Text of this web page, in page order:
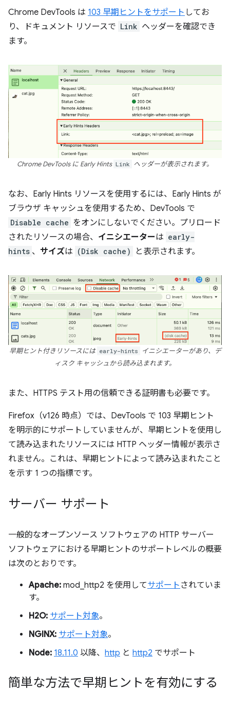
Chrome DevTools は 103 早期ヒントをサポート してお
り、ドキュメント リソースで Link ヘッダーを確認でき
ます。
Chrome DevTools に Early Hints Link ヘッダーが表示されます。
なお、Early Hints リソースを使用するには、Early Hints が
ブラウザ キャッシュを使用するため、DevTools で
Disable cache をオンにしないでください。プリロード
されたリソースの場合、 イニシエーターは early-
hints 、 サイズは (Disk cache) と表示されます。
早期ヒント付きリソースには early-hints
イニシエーターがあり、デ
ィスク キャッシュから読み込まれます。
また、HTTPS テスト用の信頼できる証明書も必要です。
Firefox（v126 時点）では、DevTools で 103 早期ヒント
を明示的にサポートしていませんが、早期ヒントを使用し
て読み込まれたリソースには HTTP ヘッダー情報が表示さ
れません。これは、早期ヒントによって読み込まれたこと
を示す 1 つの指標です。
サーバー サポート
一般的なオープンソース ソフトウェアの HTTP サーバー
ソフトウェアにおける早期ヒントのサポートレベルの概要
は次のとおりです。
Apache: mod_http2 を使用してサポート されていま
す。
H2O: サポート対象。
NGINX: サポート対象。
Node: 18.11.0 以降、 http と http2 でサポート
簡単な方法で早期ヒントを有効にする